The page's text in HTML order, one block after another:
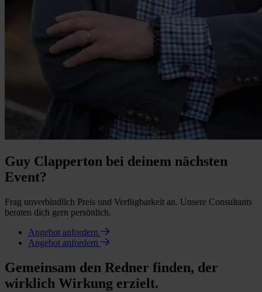
Guy Clapperton bei deinem nächsten
Event?
Frag unverbindlich Preis und Verfügbarkeit an. Unsere Consultants
beraten dich gern persönlich.
Angebot anfordern
Angebot anfordern
Gemeinsam den Redner finden, der
wirklich Wirkung erzielt.